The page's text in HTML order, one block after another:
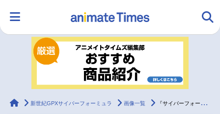
ランキング アニメ
ラジオ
animateTimes
新世紀GPXサイバーフォーミュラ 画像一覧 『サイバーフォーミュラ』35周年記念企画を発表｜新作ショートアニメが公開決定